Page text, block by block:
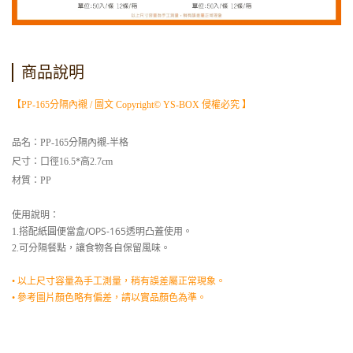
商品說明
【PP-165分隔內襯 / 圖文 Copyright© YS-BOX 侵權必究 】
品名：PP-165分隔內襯-半格
尺寸：口徑16.5*高2.7cm
材質：PP
使用說明：
1.搭配紙圓便當盒/OPS-165透明凸蓋使用。
2.可分隔餐點，讓食物各自保留風味。
• 以上尺寸容量為手工測量，稍有誤差屬正常現象。
• 參考圖片顏色略有偏差，請以實品顏色為準。